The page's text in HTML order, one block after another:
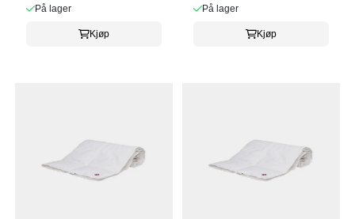
På lager
Kjøp
På lager
Kjøp